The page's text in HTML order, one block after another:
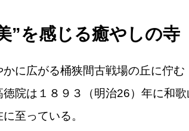
”を感じる癒やしの寺
に広がる桶狭間古戦場の丘に佇む
院は１８９３（明治26）年に和
至っている。